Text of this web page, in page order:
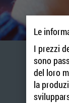
Le
I prezzi
sono
del loro
la